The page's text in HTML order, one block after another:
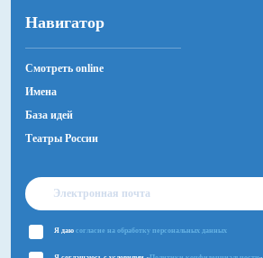
Навигатор
Смотреть online
Имена
База идей
Театры России
Я даю согласие на обработку персональных данных